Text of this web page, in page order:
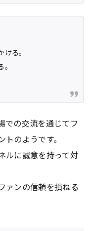
る。
での交流を通じてフ
のようです。
ルに誠意を持って対
ァンの信頼を損ねる